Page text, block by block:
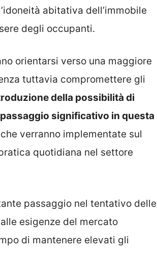
abitativa dell’immobile
degli occupanti.
orientarsi verso una maggiore
tuttavia compromettere gli
della possibilità di
significativo in questa
verranno implementate sul
quotidiana nel settore
passaggio nel tentativo delle
esigenze del mercato
di mantenere elevati gli